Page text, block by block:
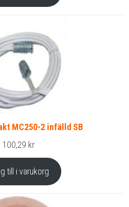
MC250-2 infälld SB
100,29 kr
till i varukorg